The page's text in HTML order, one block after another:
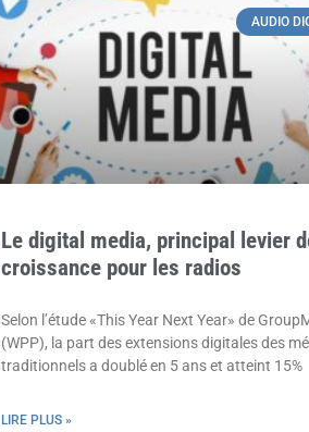
AUDIO
Le digital media, principal levier
croissance pour les radios
Selon l’étude «This Year Next Year» de
(WPP), la part des extensions digitales des
traditionnels a doublé en 5 ans et atteint 15%
LIRE PLUS »